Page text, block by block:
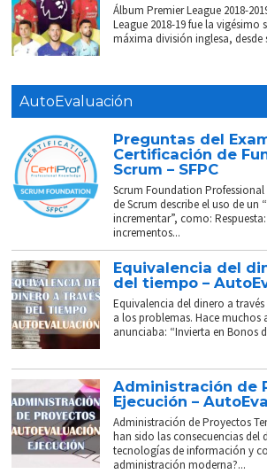
Álbum Premier League 2018-
League 2018-19 fue la
máxima división inglesa, desde
AutoEvaluación
Preguntas del
Certificación de
Scrum – SFPC
Scrum Foundation
de Scrum describe el uso de un
incrementar”, como:
incrementos...
Equivalencia del
del tiempo –
Equivalencia del dinero a
a los problemas. Hace muchos
anunciaba: “Invierta en Bonos
Administración de
Ejecución –
Administración de Proyectos
han sido las consecuencias del
tecnologías de información y
administración moderna?...